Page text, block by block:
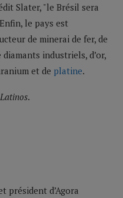
Slater, "le Brésil sera
le pays est
de minerai de fer, de
industriels, d’or,
et de platine.
Latinos.
président d’Agora